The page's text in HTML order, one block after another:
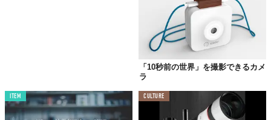
スマホで写真を撮る上でもう1つ重要になるのが、バッテリーだ。
どうしても消耗が早くなってしまう。
このケースは充電器の機能も兼ねているので、スマホの寿命を2倍
にしてくれるらしい。また、専用のアプリをインストールすれ
たとえば、旅先で1日中観光をするときなどでも、たくさんの写真
を撮ることができるようになる。
「10秒前の世界」を撮影できるカメ
ラ
ITEM CULTURE